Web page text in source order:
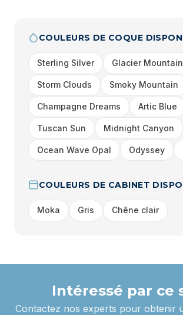
COULEURS DE COQUE
Sterling Silver Glacier Mountain
Storm Clouds Smoky Mountain
Champagne Dreams Artic Blue
Tuscan Sun Midnight Canyon
Ocean Wave Opal Odyssey
COULEURS DE CABINET
Moka Gris Chêne clair
Intéressé par ce
Contactez nos experts pour obtenir